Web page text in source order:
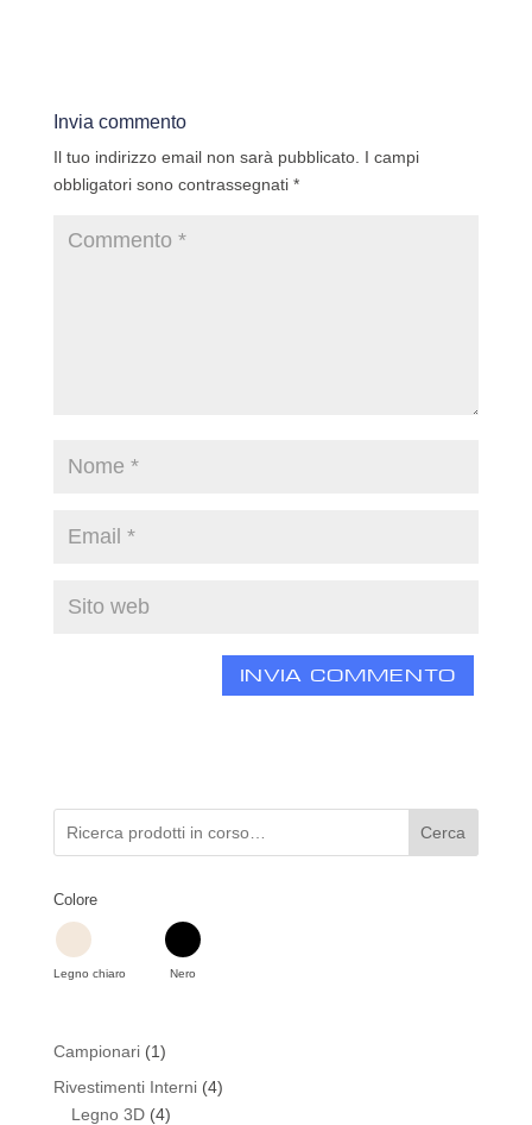
Invia commento
Il tuo indirizzo email non sarà pubblicato. I campi
obbligatori sono contrassegnati *
Cerca
Colore
Legno chiaro Nero
Campionari 11
prodotto
Rivestimenti Interni 44
Legno 3D 44